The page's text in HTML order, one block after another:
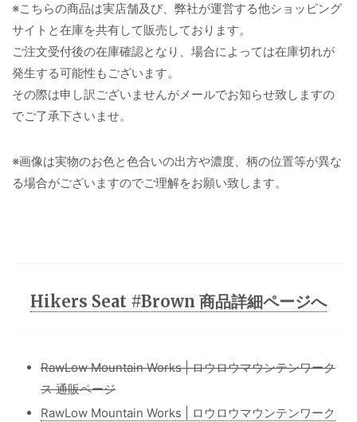
※こちらの商品は実店舗及び、弊社が運営する他ショッピング
サイトと在庫を共有して販売しております。
ご注文受付後の在庫確認となり、場合によっては在庫切れが
発生する可能性もございます。
その際は申し訳ございませんがメールでお知らせ致しますの
でご了承下さいませ。
※画像は実物のお色と色合いの出方や濃度、柄の位置等が異な
る場合がございますのでご理解をお願い致します。
Hikers Seat #Brown 商品詳細ページへ
RawLow Mountain Works | ロウロウマウンテンワーク
ス 通販ページ
RawLow Mountain Works | ロウロウマウンテンワーク